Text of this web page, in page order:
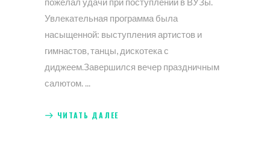
Увлекательная программа была
насыщенной: выступления артистов и
гимнастов, танцы, дискотека с
диджеем.Завершился вечер праздничным
салютом.
ЧИТАТЬ ДАЛЕЕ